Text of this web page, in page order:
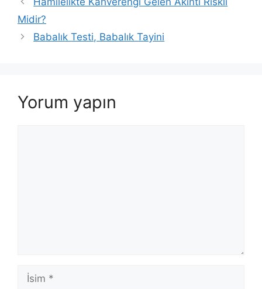
Midir?
Babalık Testi, Babalık Tayini
Yorum yapın
İsim